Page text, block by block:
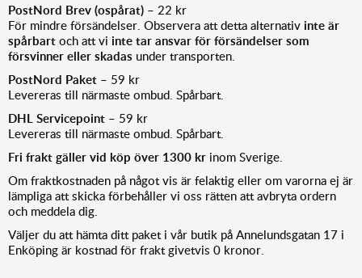
PostNord Brev (ospårat) – 22 kr
För mindre försändelser. Observera att detta alternativ inte är
spårbart och att vi inte tar ansvar för försändelser som
försvinner eller skadas under transporten.
PostNord Paket – 59 kr
Levereras till närmaste ombud. Spårbart.
DHL Servicepoint – 59 kr
Levereras till närmaste ombud. Spårbart.
Fri frakt gäller vid köp över 1300 kr inom Sverige.
Om fraktkostnaden på något vis är felaktig eller om varorna ej är
lämpliga att skicka förbehåller vi oss rätten att avbryta ordern
och meddela dig.
Väljer du att hämta ditt paket i vår butik på Annelundsgatan 17 i
Enköping är kostnad för frakt givetvis 0 kronor.